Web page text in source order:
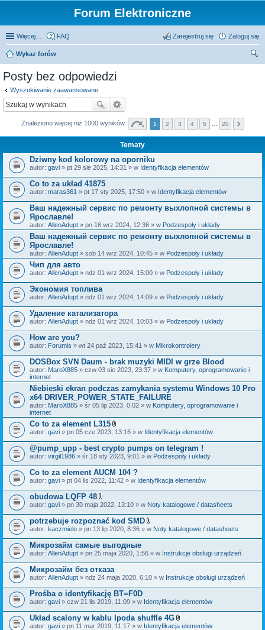
Forum Elektroniczne
Więcej… FAQ Zaloguj się
Zarejestruj się
Wykaz forów
Posty bez odpowiedzi
Wyszukiwanie zaawansowane
Znaleziono więcej niż 1000 wyników 1 2 3 4 5 20
Tematy
Dziwny kod kolorowy na oporniku
autor: gavi » pt 29 sie 2025, 14:31 » w Identyfikacja elementów
Co to za układ 41875
autor: maras361 » pt 17 sty 2025, 17:50 » w Identyfikacja elementów
Ваш надежный сервис по ремонту выхлопной системы в
Ярославле!
autor: AllenAdupt » pn 16 wrz 2024, 12:36 » w Podzespoły i układy
Ваш надежный сервис по ремонту выхлопной системы в
Ярославле!
autor: AllenAdupt » sob 14 wrz 2024, 10:45 » w Podzespoły i układy
Чип для авто
autor: AllenAdupt » ndz 01 wrz 2024, 15:00 » w Podzespoły i układy
Экономия топлива
autor: AllenAdupt » ndz 01 wrz 2024, 14:09 » w Podzespoły i układy
Удаление катализатора
autor: AllenAdupt » ndz 01 wrz 2024, 10:03 » w Podzespoły i układy
How are you?
autor: Forumis » wt 24 paź 2023, 15:41 » w Mikrokontrolery
DOSBox SVN Daum - brak muzyki MIDI w grze Blood
autor: MaroX885 » czw 03 sie 2023, 23:37 » w Komputery, oprogramowanie i
internet
Niebieski ekran podczas zamykania systemu Windows 10 Pro
x64 DRIVER_POWER_STATE_FAILURE
autor: MaroX885 » śr 05 lip 2023, 0:02 » w Komputery, oprogramowanie i
internet
Co to za element L315
Z
ł
ą
c
z
n
i
autor: gavi » pn 05 cze 2023, 13:16 » w Identyfikacja elementów
@pump_upp - best crypto pumps on telegram !
autor: virgil1986 » śr 18 sty 2023, 9:01 » w Podzespoły i układy
Co to za element AUCM 104 ?
autor: gavi » pt 04 lis 2022, 11:42 » w Identyfikacja elementów
obudowa LQFP 48
Z
ł
ą
c
z
n
i
i
autor: gavi » pn 30 maja 2022, 13:10 » w Noty katalogowe / datasheets
potrzebuje rozpoznać kod SMD
Z
ł
c
z
i
autor: kaczmielo » pn 13 lip 2020, 8:36 » w Noty katalogowe / datasheets
Микрозайм самые выгодные
autor: AllenAdupt » pn 25 maja 2020, 1:56 » w Instrukcje obsługi urządzeń
Микрозайм без отказа
autor: AllenAdupt » ndz 24 maja 2020, 6:10 » w Instrukcje obsługi urządzeń
Prośba o identyfikację BT=F0D
autor: gavi » czw 21 lis 2019, 11:09 » w Identyfikacja elementów
Układ scalony w kablu Ipoda shuffle 4G
Z
autor: gavi » pn 11 mar 2019, 11:17 » w Identyfikacja elementów